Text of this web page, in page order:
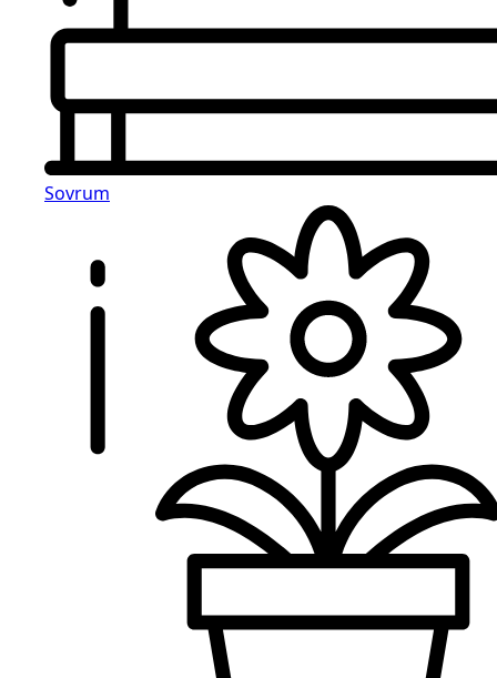
Sovrum